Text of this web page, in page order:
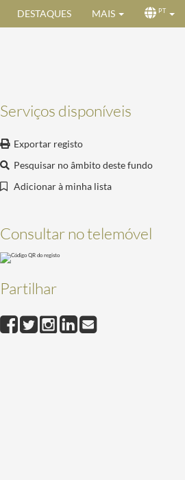
DESTAQUES MAIS PT
Serviços disponíveis
Exportar registo
Pesquisar no âmbito deste fundo
Adicionar à minha lista
Consultar no telemóvel
Partilhar